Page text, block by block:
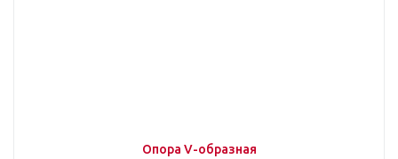
Опора V-образная